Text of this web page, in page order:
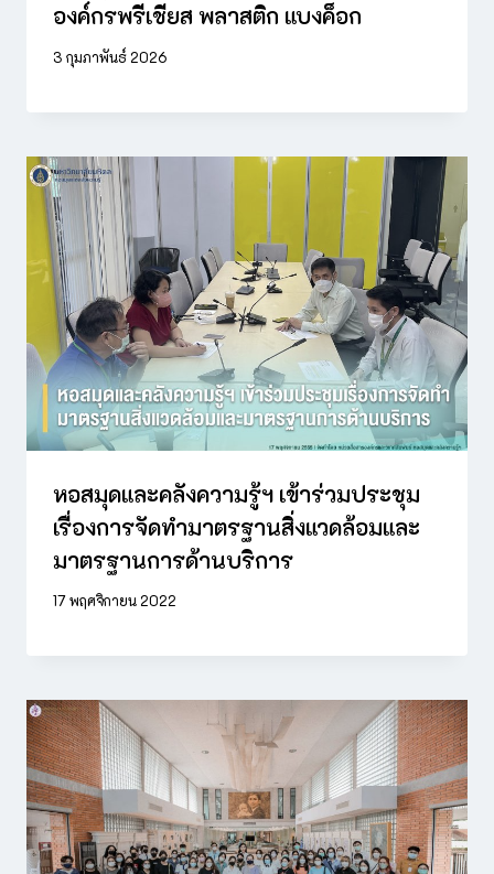
องค์กรพรีเชียส พลาสติก แบงค็อก
3 กุมภาพันธ์ 2026
หอสมุดและคลังความรู้ฯ เข้าร่วมประชุม
เรื่องการจัดทำมาตรฐานสิ่งแวดล้อมและ
มาตรฐานการด้านบริการ
17 พฤศจิกายน 2022